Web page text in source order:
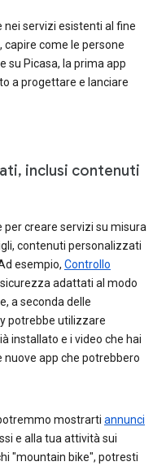
servizi esistenti al fine
capire come le persone
su Picasa, la prima app
a progettare e lanciare
inclusi contenuti
creare servizi su misura
contenuti personalizzati
Ad esempio, Controllo
adattati al modo
a seconda delle
potrebbe utilizzare
installato e i video che hai
nuove app che potrebbero
mostrarti annunci
e alla tua attività sui
"mountain bike", potresti